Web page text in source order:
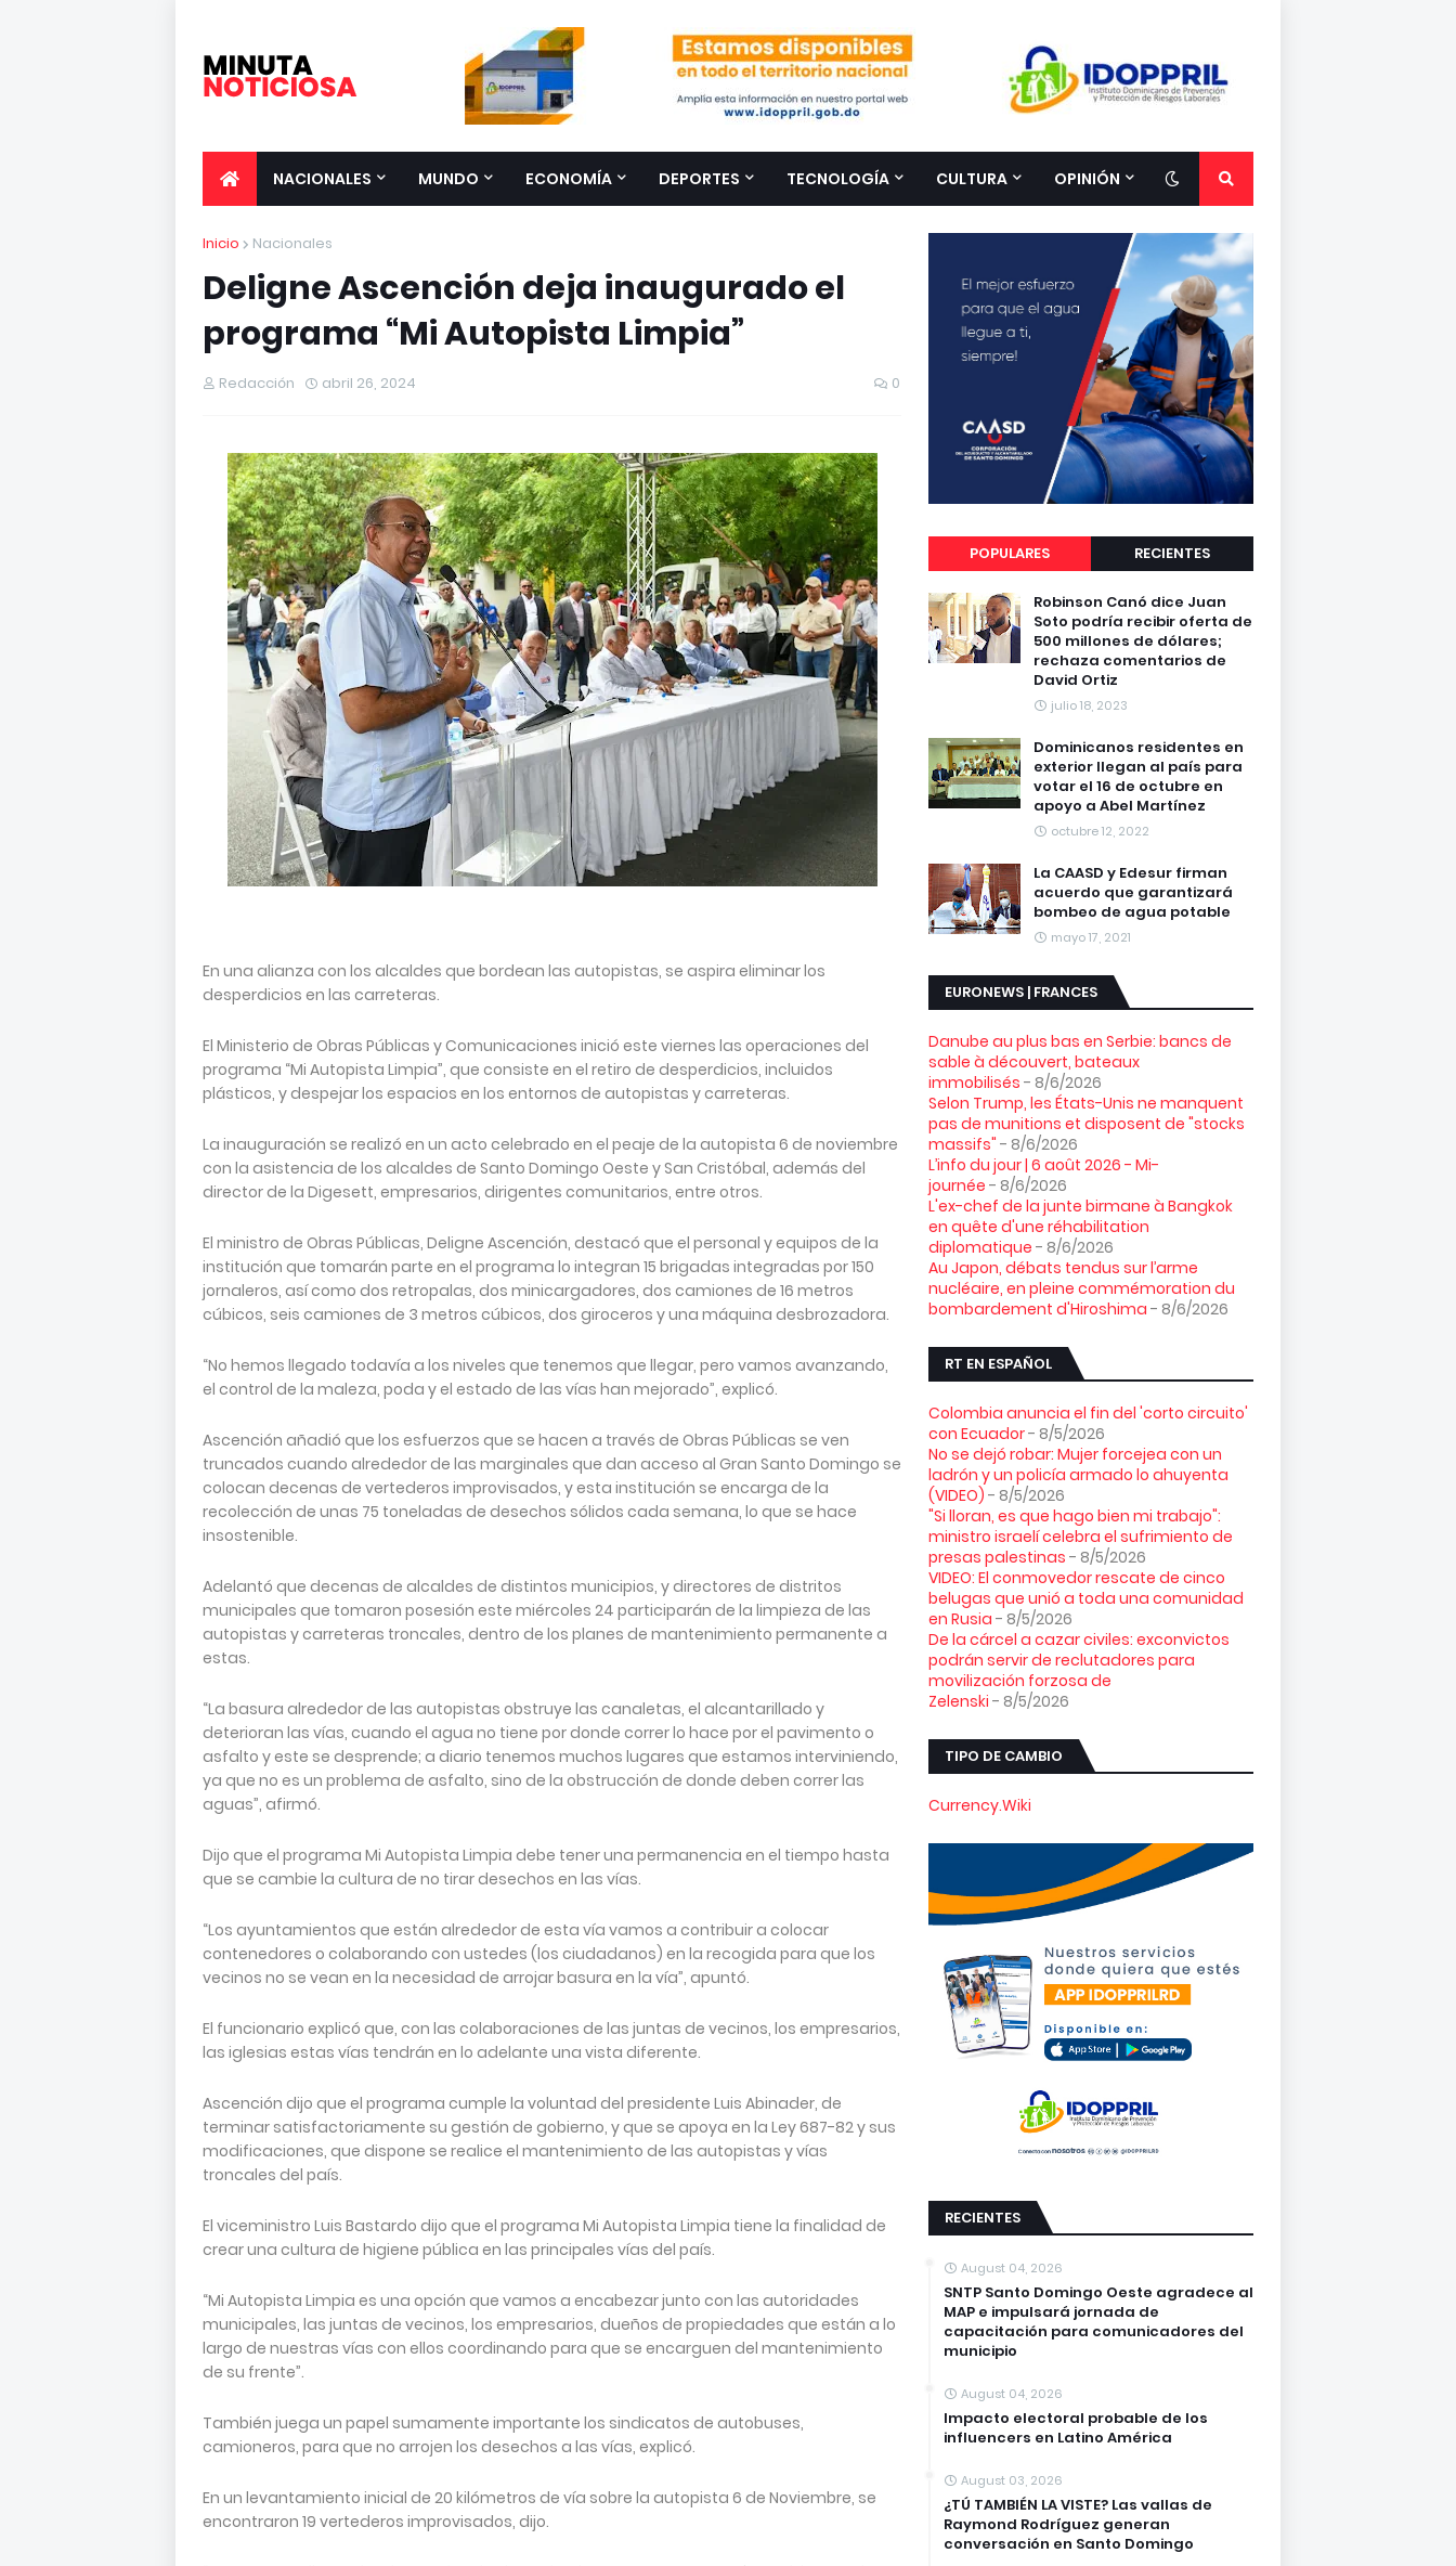
NACIONALES MUNDO ECONOMÍA DEPORTES TECNOLOGÍA CULTURA OPINIÓN
Inicio Nacionales
Deligne Ascención deja inaugurado el
programa “Mi Autopista Limpia”
Redacción abril 26, 2024 0
En una alianza con los alcaldes que bordean las autopistas, se aspira eliminar los
desperdicios en las carreteras.
El Ministerio de Obras Públicas y Comunicaciones inició este viernes las operaciones del
programa “Mi Autopista Limpia”, que consiste en el retiro de desperdicios, incluidos
plásticos, y despejar los espacios en los entornos de autopistas y carreteras.
La inauguración se realizó en un acto celebrado en el peaje de la autopista 6 de noviembre
con la asistencia de los alcaldes de Santo Domingo Oeste y San Cristóbal, además del
director de la Digesett, empresarios, dirigentes comunitarios, entre otros.
El ministro de Obras Públicas, Deligne Ascención, destacó que el personal y equipos de la
institución que tomarán parte en el programa lo integran 15 brigadas integradas por 150
jornaleros, así como dos retropalas, dos minicargadores, dos camiones de 16 metros
cúbicos, seis camiones de 3 metros cúbicos, dos giroceros y una máquina desbrozadora.
“No hemos llegado todavía a los niveles que tenemos que llegar, pero vamos avanzando,
el control de la maleza, poda y el estado de las vías han mejorado”, explicó.
Ascención añadió que los esfuerzos que se hacen a través de Obras Públicas se ven
truncados cuando alrededor de las marginales que dan acceso al Gran Santo Domingo se
colocan decenas de vertederos improvisados, y esta institución se encarga de la
recolección de unas 75 toneladas de desechos sólidos cada semana, lo que se hace
insostenible.
Adelantó que decenas de alcaldes de distintos municipios, y directores de distritos
municipales que tomaron posesión este miércoles 24 participarán de la limpieza de las
autopistas y carreteras troncales, dentro de los planes de mantenimiento permanente a
estas.
“La basura alrededor de las autopistas obstruye las canaletas, el alcantarillado y
deterioran las vías, cuando el agua no tiene por donde correr lo hace por el pavimento o
asfalto y este se desprende; a diario tenemos muchos lugares que estamos interviniendo,
ya que no es un problema de asfalto, sino de la obstrucción de donde deben correr las
aguas”, afirmó.
Dijo que el programa Mi Autopista Limpia debe tener una permanencia en el tiempo hasta
que se cambie la cultura de no tirar desechos en las vías.
“Los ayuntamientos que están alrededor de esta vía vamos a contribuir a colocar
contenedores o colaborando con ustedes (los ciudadanos) en la recogida para que los
vecinos no se vean en la necesidad de arrojar basura en la vía”, apuntó.
El funcionario explicó que, con las colaboraciones de las juntas de vecinos, los empresarios,
las iglesias estas vías tendrán en lo adelante una vista diferente.
Ascención dijo que el programa cumple la voluntad del presidente Luis Abinader, de
terminar satisfactoriamente su gestión de gobierno, y que se apoya en la Ley 687-82 y sus
modificaciones, que dispone se realice el mantenimiento de las autopistas y vías
troncales del país.
El viceministro Luis Bastardo dijo que el programa Mi Autopista Limpia tiene la finalidad de
crear una cultura de higiene pública en las principales vías del país.
“Mi Autopista Limpia es una opción que vamos a encabezar junto con las autoridades
municipales, las juntas de vecinos, los empresarios, dueños de propiedades que están a lo
largo de nuestras vías con ellos coordinando para que se encarguen del mantenimiento
de su frente”.
También juega un papel sumamente importante los sindicatos de autobuses,
camioneros, para que no arrojen los desechos a las vías, explicó.
En un levantamiento inicial de 20 kilómetros de vía sobre la autopista 6 de Noviembre, se
encontraron 19 vertederos improvisados, dijo.
POPULARES RECIENTES
Robinson Canó dice Juan
Soto podría recibir oferta de
500 millones de dólares;
rechaza comentarios de
David Ortiz
julio 18, 2023
Dominicanos residentes en
exterior llegan al país para
votar el 16 de octubre en
apoyo a Abel Martínez
octubre 12, 2022
La CAASD y Edesur firman
acuerdo que garantizará
bombeo de agua potable
mayo 17, 2021
EURONEWS | FRANCES
Danube au plus bas en Serbie: bancs de
sable à découvert, bateaux
immobilisés - 8/6/2026
Selon Trump, les États-Unis ne manquent
pas de munitions et disposent de "stocks
massifs" - 8/6/2026
L’info du jour | 6 août 2026 - Mi-
journée - 8/6/2026
L'ex-chef de la junte birmane à Bangkok
en quête d'une réhabilitation
diplomatique - 8/6/2026
Au Japon, débats tendus sur l’arme
nucléaire, en pleine commémoration du
bombardement d'Hiroshima - 8/6/2026
RT EN ESPAÑOL
Colombia anuncia el fin del 'corto circuito'
con Ecuador- 8/5/2026
No se dejó robar: Mujer forcejea con un
ladrón y un policía armado lo ahuyenta
(VIDEO) - 8/5/2026
"Si lloran, es que hago bien mi trabajo":
ministro israelí celebra el sufrimiento de
presas palestinas - 8/5/2026
VIDEO: El conmovedor rescate de cinco
belugas que unió a toda una comunidad
en Rusia - 8/5/2026
De la cárcel a cazar civiles: exconvictos
podrán servir de reclutadores para
movilización forzosa de
Zelenski - 8/5/2026
TIPO DE CAMBIO
Currency.Wiki
RECIENTES
August 04, 2026
SNTP Santo Domingo Oeste agradece al
MAP e impulsará jornada de
capacitación para comunicadores del
municipio
August 04, 2026
Impacto electoral probable de los
influencers en Latino América
August 03, 2026
¿TÚ TAMBIÉN LA VISTE? Las vallas de
Raymond Rodríguez generan
conversación en Santo Domingo